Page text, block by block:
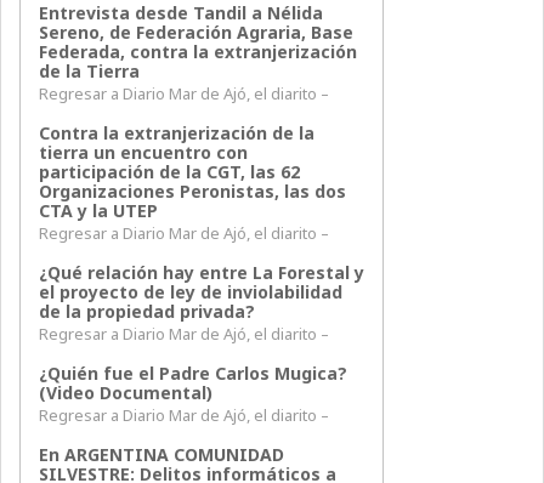
Entrevista desde Tandil a Nélida
Sereno, de Federación Agraria, Base
Federada, contra la extranjerización
de la Tierra
Regresar a Diario Mar de Ajó, el diarito –
Contra la extranjerización de la
tierra un encuentro con
participación de la CGT, las 62
Organizaciones Peronistas, las dos
CTA y la UTEP
Regresar a Diario Mar de Ajó, el diarito –
¿Qué relación hay entre La Forestal y
el proyecto de ley de inviolabilidad
de la propiedad privada?
Regresar a Diario Mar de Ajó, el diarito –
¿Quién fue el Padre Carlos Mugica?
(Video Documental)
Regresar a Diario Mar de Ajó, el diarito –
En ARGENTINA COMUNIDAD
SILVESTRE: Delitos informáticos a